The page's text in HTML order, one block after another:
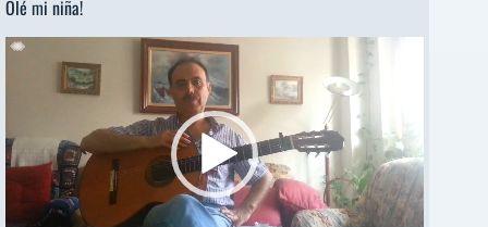
Olé mi niña!
Reproductor